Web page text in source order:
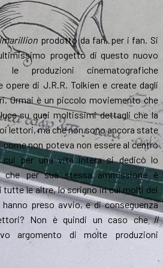
prodotto da fan, per i fan. Si
progetto di questo nuovo
produzioni cinematografiche
di J.R.R. Tolkien e create dagli
Ormai è un piccolo moviemento che
su quei moltissimi dettagli che la
lettori, ma che non sono ancora state
non poteva non essere al centro
cui per una vita intera si dedicò lo
che per sua stessa ammissione è
le altre, lo scrigno in cui molti dei
hanno preso avvio, e di conseguenza
Non è quindi un caso cheIl
argomento di molte produzioni